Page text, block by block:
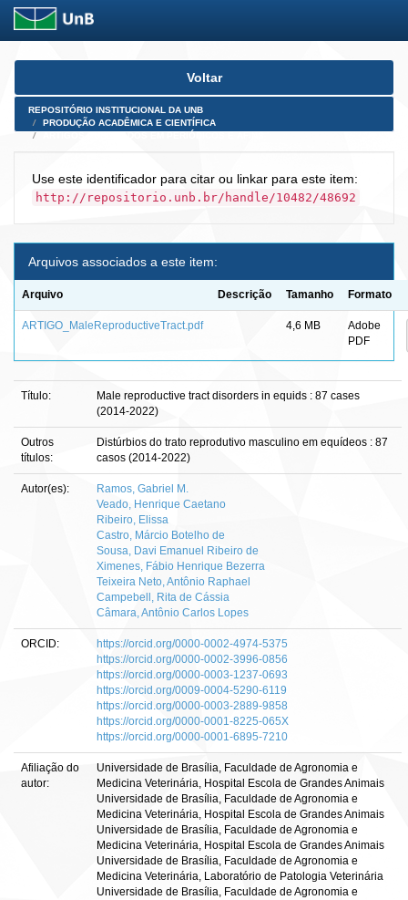
Skip
Voltar
REPOSITÓRIO INSTITUCIONAL DA UNB
PRODUÇÃO ACADÊMICA E CIENTÍFICA
Use este identificador para citar ou linkar para este item:
http://repositorio.unb.br/handle/10482/48692
Arquivos associados a este item:
Arquivo Descrição Tamanho Formato
ARTIGO_MaleReproductiveTract.pdf 4,6 MB
Adobe
PDF
Título:
Male reproductive tract disorders in equids : 87 cases
(2014-2022)
Outros
títulos:
Distúrbios do trato reprodutivo masculino em equídeos : 87
casos (2014-2022)
Autor(es):
Ramos, Gabriel M.
Veado, Henrique Caetano
Ribeiro, Elissa
Castro, Márcio Botelho de
Sousa, Davi Emanuel Ribeiro de
Ximenes, Fábio Henrique Bezerra
Teixeira Neto, Antônio Raphael
Campebell, Rita de Cássia
Câmara, Antônio Carlos Lopes
ORCID:
https://orcid.org/0000-0002-4974-5375
https://orcid.org/0000-0002-3996-0856
https://orcid.org/0000-0003-1237-0693
https://orcid.org/0009-0004-5290-6119
https://orcid.org/0000-0003-2889-9858
https://orcid.org/0000-0001-8225-065X
https://orcid.org/0000-0001-6895-7210
Afiliação do
autor:
Universidade de Brasília, Faculdade de Agronomia e
Medicina Veterinária, Hospital Escola de Grandes Animais
Universidade de Brasília, Faculdade de Agronomia e
Medicina Veterinária, Hospital Escola de Grandes Animais
Universidade de Brasília, Faculdade de Agronomia e
Medicina Veterinária, Hospital Escola de Grandes Animais
Universidade de Brasília, Faculdade de Agronomia e
Medicina Veterinária, Laboratório de Patologia Veterinária
Universidade de Brasília, Faculdade de Agronomia e